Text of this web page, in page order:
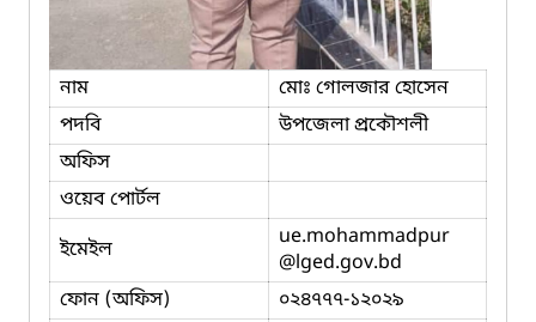
নাম
মোঃ গোলজার হোসেন
পদবি
উপজেলা প্রকৌশলী
অফিস
ওয়েব পোর্টল
ইমেইল
ue.mohammadpur
@lged.gov.bd
ফোন (অফিস)
০২৪৭৭৭-১২০২৯